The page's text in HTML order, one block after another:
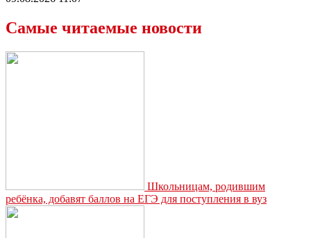
Самые читаемые новости
Школьницам, родившим
ребёнка, добавят баллов на ЕГЭ для поступления в вуз